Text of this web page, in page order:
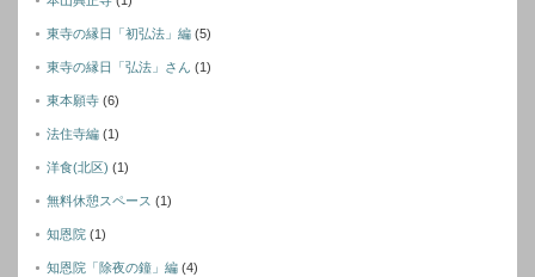
東寺の縁日「初弘法」編 (5)
東寺の縁日「弘法」さん (1)
東本願寺 (6)
法住寺編 (1)
洋食(北区) (1)
無料休憩スペース (1)
知恩院 (1)
知恩院「除夜の鐘」編 (4)